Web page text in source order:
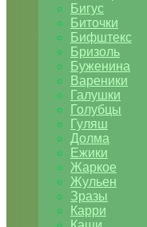
Бигус
Биточки
Бифштекс
Бризоль
Буженина
Вареники
Галушки
Голубцы
Гуляш
Долма
Ежики
Жаркое
Жульен
Зразы
Карри